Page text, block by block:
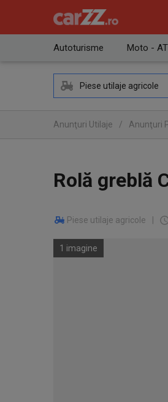
Autoturisme Moto -
Piese utilaje agricole
Anunţuri Utilaje / Anunţuri
Rolă greblă
Piese utilaje agricole
1 imagine